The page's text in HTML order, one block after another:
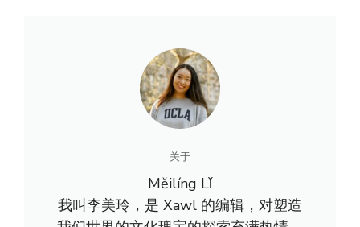
关于
Měilíng Lǐ
我叫李美玲，是 Xawl 的编辑，对塑造